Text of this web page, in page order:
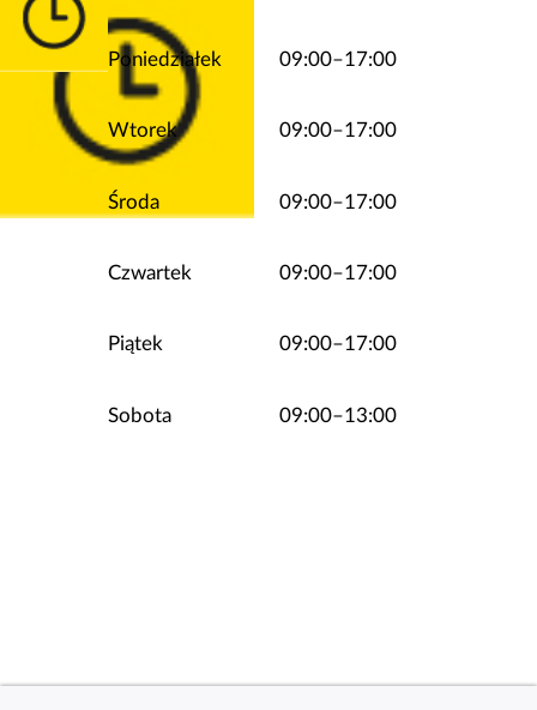
Poniedziałek 09:00–17:00
Wtorek 09:00–17:00
Środa 09:00–17:00
Czwartek 09:00–17:00
Piątek 09:00–17:00
Sobota 09:00–13:00